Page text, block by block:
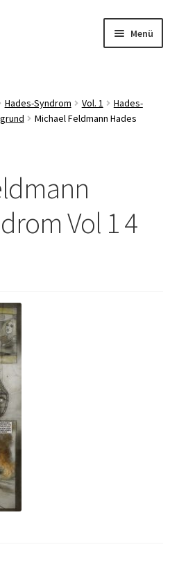
Menü
Hades-Syndrom Vol. 1
Hades-
Michael Feldmann Hades
Vol 1 4